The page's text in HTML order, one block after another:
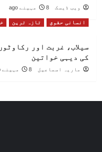
ویب ڈیسک 8 مہینے ago
انسانی حقوق تازہ ترین
سیلاب، غربت اور
کی دیہی خواتین
ماریہ اسماعیل 8 مہینے ago